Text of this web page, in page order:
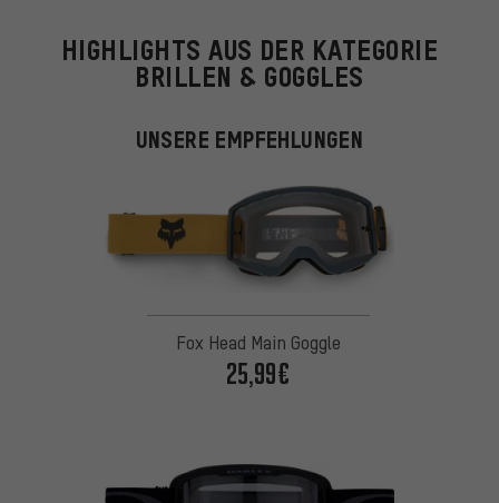
HIGHLIGHTS AUS DER KATEGORIE
BRILLEN & GOGGLES
UNSERE EMPFEHLUNGEN
Fox Head Main Goggle
25,99€